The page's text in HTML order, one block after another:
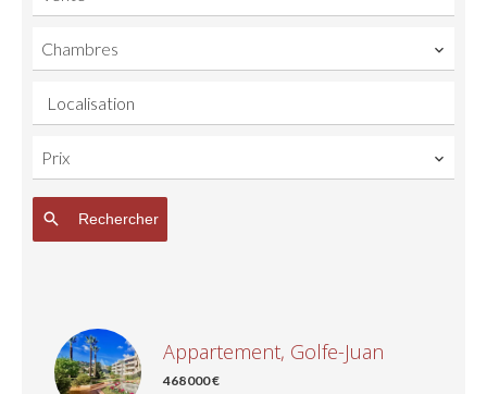
Chambres
Localisation
Prix
Rechercher
Appartement, Golfe-Juan
468 000 €